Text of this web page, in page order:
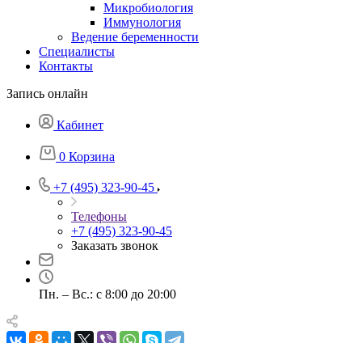
Микробиология
Иммунология
Ведение беременности
Специалисты
Контакты
Запись онлайн
Кабинет
0 Корзина
+7 (495) 323-90-45
Телефоны
+7 (495) 323-90-45
Заказать звонок
Пн. – Вс.: с 8:00 до 20:00